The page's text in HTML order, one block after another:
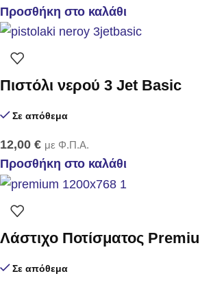
Προσθήκη στο καλάθι
Πιστόλι νερού 3 Jet Basic
Σε απόθεμα
12,00 € με Φ.Π.Α.
Προσθήκη στο καλάθι
Λάστιχο Ποτίσματος
Σε απόθεμα